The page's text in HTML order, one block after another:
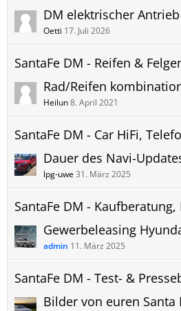
Oetti 17. Juli 2026
SantaFe DM - Reifen &
Rad/Reifen
Heilun8. April 2021
SantaFe DM - Car HiFi,
Dauer des Navi-
lpg-uwe31. März 2025
admin 11. März 2025